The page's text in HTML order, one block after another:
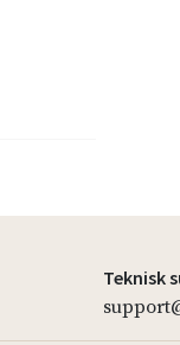
Teknisk